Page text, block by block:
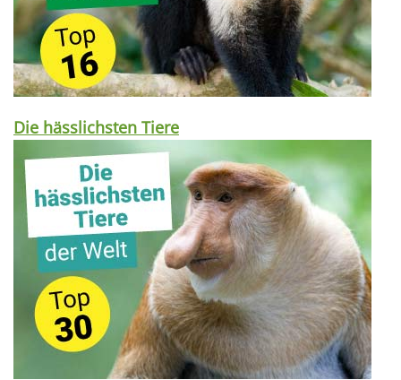
Die hässlichsten Tiere